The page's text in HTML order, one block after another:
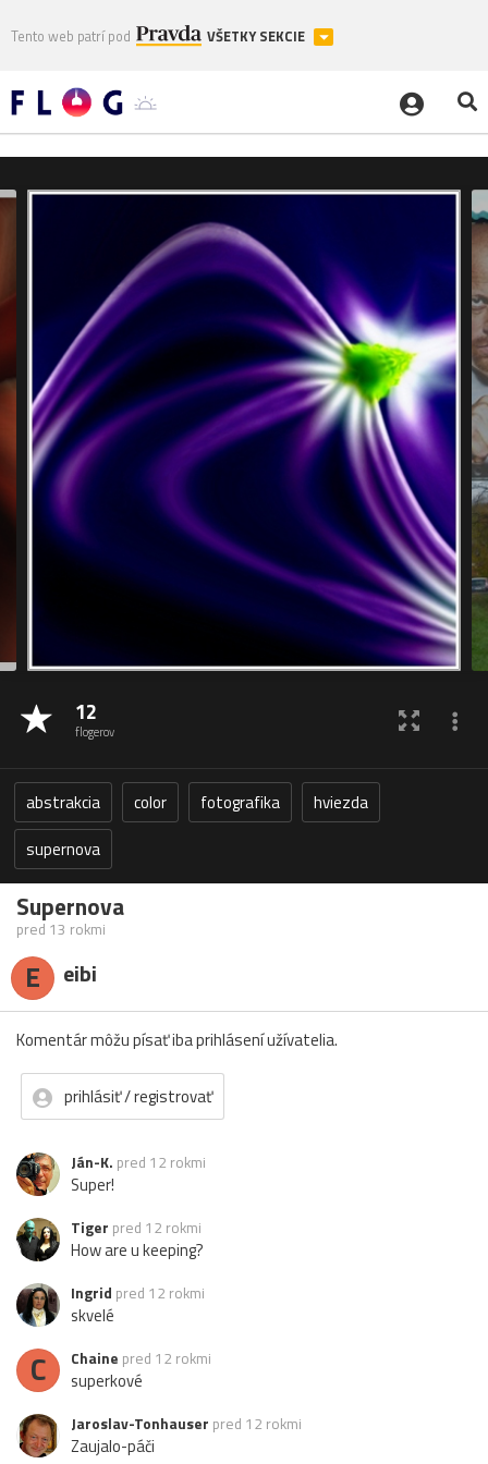
Tento web patrí pod VŠETKY SEKCIE
12
flogerov
abstrakcia color fotografika
hviezda
supernova
Supernova
pred 13 rokmi
E eibi
Komentár môžu písať iba prihlásení užívatelia.
prihlásiť / registrovať
Ján-K. pred 12 rokmi
Super!
Tiger pred 12 rokmi
How are u keeping?
Ingrid pred 12 rokmi
skvelé
C Chaine pred 12 rokmi
superkové
Jaroslav-Tonhauser pred 12 rokmi
Zaujalo-páči